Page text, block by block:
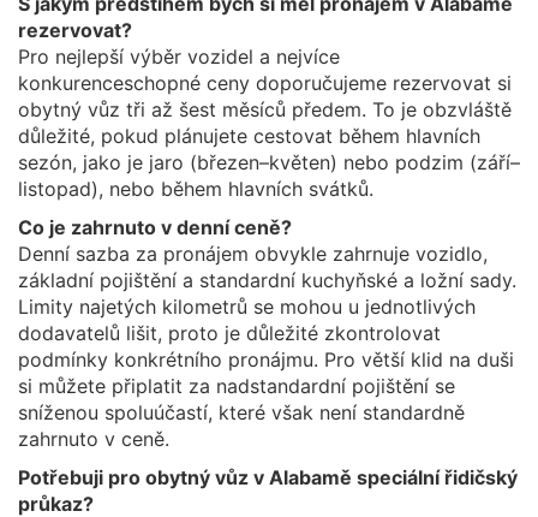
rezervovat?
Pro nejlepší výběr vozidel a nejvíce
konkurenceschopné ceny doporučujeme rezervovat si
obytný vůz tři až šest měsíců předem. To je obzvláště
důležité, pokud plánujete cestovat během hlavních
sezón, jako je jaro (březen–květen) nebo podzim (září–
listopad), nebo během hlavních svátků.
Co je zahrnuto v denní ceně?
Denní sazba za pronájem obvykle zahrnuje vozidlo,
základní pojištění a standardní kuchyňské a ložní sady.
Limity najetých kilometrů se mohou u jednotlivých
dodavatelů lišit, proto je důležité zkontrolovat
podmínky konkrétního pronájmu. Pro větší klid na duši
si můžete připlatit za nadstandardní pojištění se
sníženou spoluúčastí, které však není standardně
zahrnuto v ceně.
Potřebuji pro obytný vůz v Alabamě speciální řidičský
průkaz?